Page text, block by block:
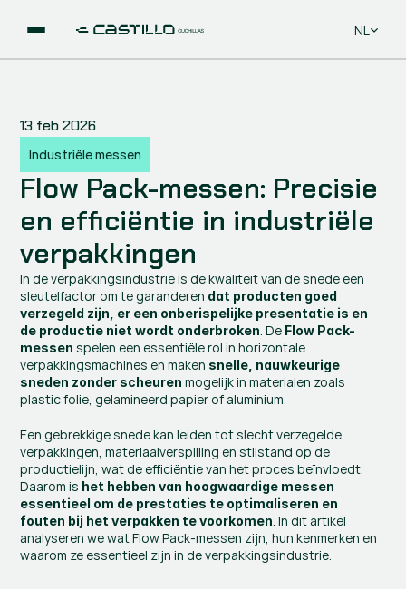
Select
NL
13 feb 2026
Industriële messen
Flow Pack-messen: Precisie
en efficiëntie in industriële
verpakkingen
In de verpakkingsindustrie is de kwaliteit van de snede een
sleutelfactor om te garanderen dat producten goed
verzegeld zijn, er een onberispelijke presentatie is en
de productie niet wordt onderbroken. De Flow Pack-
messen spelen een essentiële rol in horizontale
verpakkingsmachines en maken snelle, nauwkeurige
sneden zonder scheuren mogelijk in materialen zoals
plastic folie, gelamineerd papier of aluminium.
Een gebrekkige snede kan leiden tot slecht verzegelde
verpakkingen, materiaalverspilling en stilstand op de
productielijn, wat de efficiëntie van het proces beïnvloedt.
Daarom is het hebben van hoogwaardige messen
essentieel om de prestaties te optimaliseren en
fouten bij het verpakken te voorkomen. In dit artikel
analyseren we wat Flow Pack-messen zijn, hun kenmerken en
waarom ze essentieel zijn in de verpakkingsindustrie.